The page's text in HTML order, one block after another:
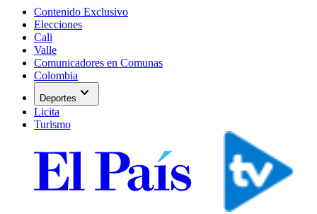
Contenido Exclusivo
Elecciones
Cali
Valle
Comunicadores en Comunas
Colombia
Deportes expand_more
Licita
Turismo